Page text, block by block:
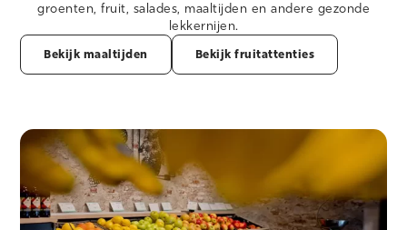
groenten, fruit, salades, maaltijden en andere gezonde
lekkernijen.
Bekijk maaltijden Bekijk fruitattenties